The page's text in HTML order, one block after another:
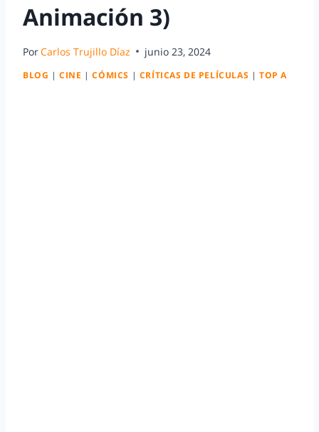
Animación 3)
PorCarlos Trujillo Díaz junio 23, 2024
BLOG |CINE |CÓMICS | CRÍTICAS DE PELÍCULAS |TOP A